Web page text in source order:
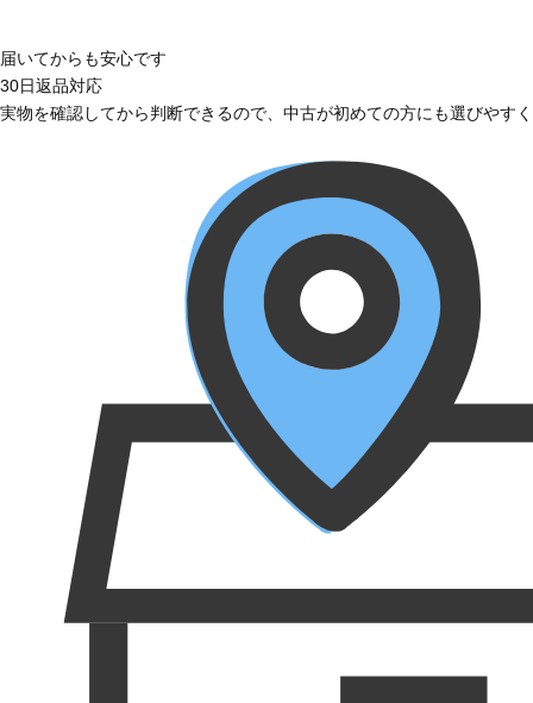
届いてからも安心です
30日返品対応
実物を確認してから判断できるので、中古が初めての方にも選びやす